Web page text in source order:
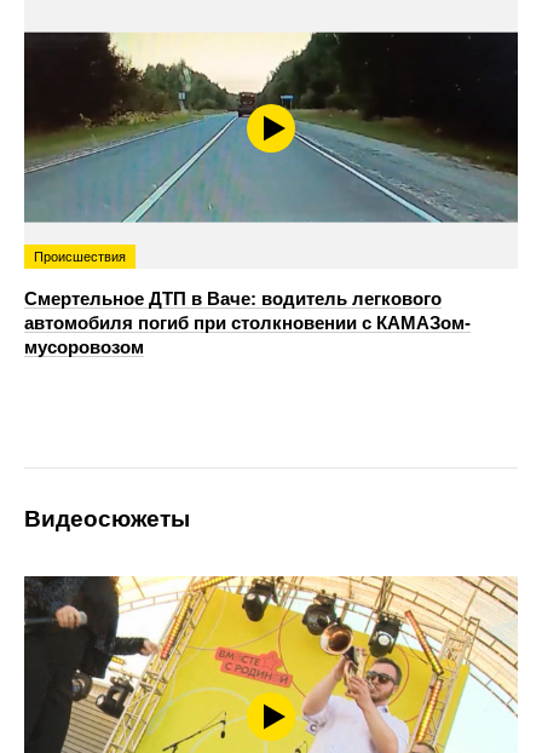
Происшествия
Смертельное ДТП в Ваче: водитель легкового
автомобиля погиб при столкновении с КАМАЗом-
мусоровозом
Видеосюжеты